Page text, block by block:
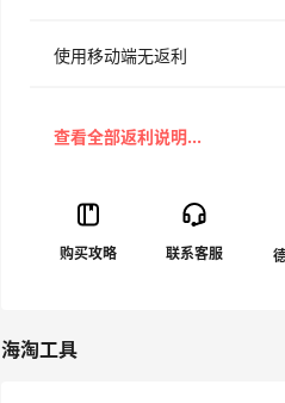
使用移动端无返利
海淘工具